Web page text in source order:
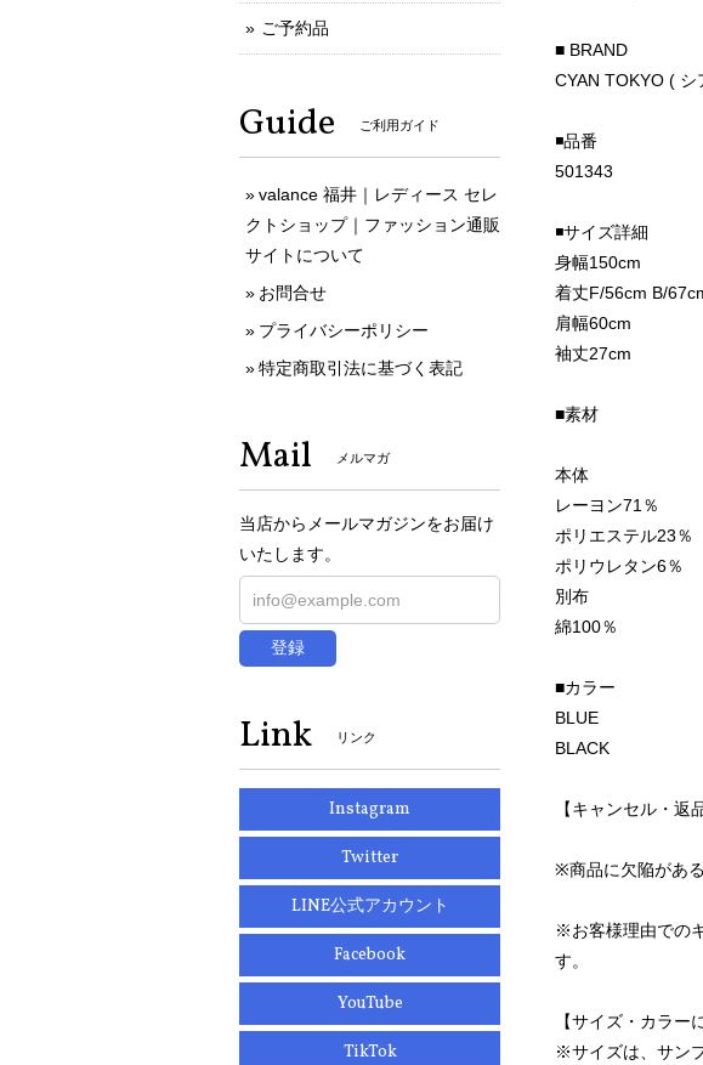
■ BRAND
CYAN TOKYO ( シ
◾️品番
501343
◾️サイズ詳細
身幅150cm
着丈F/56cm B/
肩幅60cm
袖丈27cm
■素材
本体
レーヨン71％
ポリエステル23％
ポリウレタン6％
別布
綿100％
■カラー
BLUE
BLACK
【キャンセル・返
※商品に欠陥があ
※お客様理由での
す。
【サイズ・カラー
※サイズは、サン
ご予約品
Guide ご利用ガイド
valance 福井｜レディース セレ
クトショップ｜ファッション通販
サイトについて
お問合せ
プライバシーポリシー
特定商取引法に基づく表記
Mail メルマガ
当店からメールマガジンをお届け
いたします。
登録
Link リンク
Instagram
Twitter
LINE公式アカウント
Facebook
YouTube
TikTok